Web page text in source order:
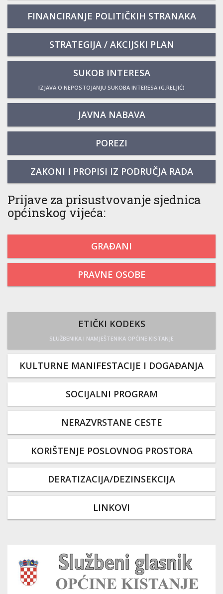
FINANCIRANJE POLITIČKIH STRANAKA
STRATEGIJA / AKCIJSKI PLAN
SUKOB INTERESA
IZJAVA O NEPOSTOJANJU SUKOBA INTERESA (G.RELJIĆ)
JAVNA NABAVA
POREZI
ZAKONI I PROPISI IZ PODRUČJA RADA
Prijave za prisustvovanje sjednica
općinskog vijeća:
GRAĐANI
PRAVNE OSOBE
ETIČKI KODEKS
SLUŽBENIKA I NAMJEŠTENIKA OPĆINE KISTANJE
KULTURNE MANIFESTACIJE I DOGAĐANJA
SOCIJALNI PROGRAM
NERAZVRSTANE CESTE
KORIŠTENJE POSLOVNOG PROSTORA
DERATIZACIJA/DEZINSEKCIJA
LINKOVI